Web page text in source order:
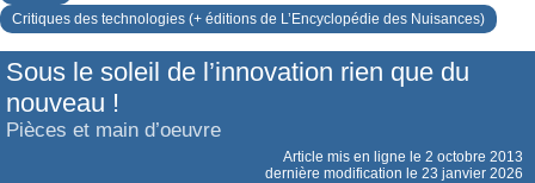
Critiques des technologies (+ éditions de L’Encyclopédie des Nuisances)
Sous le soleil de l’innovation rien que du
nouveau !
Pièces et main d’oeuvre
Article mis en ligne le 2 octobre 2013
dernière modification le 23 janvier 2026